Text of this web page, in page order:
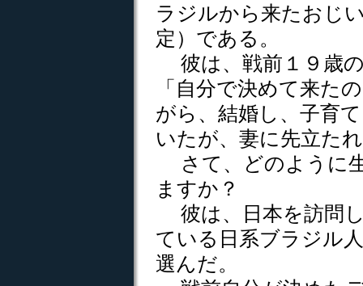
ラジルから来たおじ
定）である。
彼は、戦前１９歳
「自分で決めて来た
がら、結婚し、子育
いたが、妻に先立た
さて、どのように
ますか？
彼は、日本を訪問
ている日系ブラジル
選んだ。